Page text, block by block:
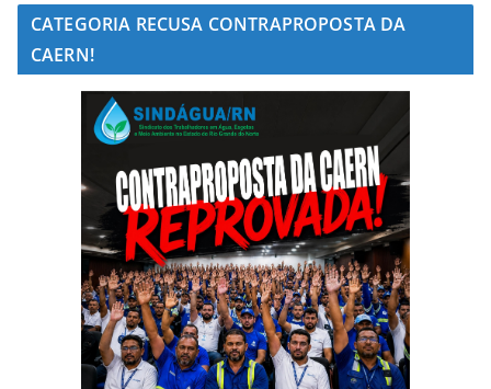
CATEGORIA RECUSA CONTRAPROPOSTA DA
CAERN!